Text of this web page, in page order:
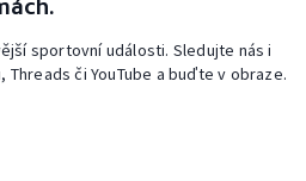
sportovní události. Sledujte nás i
Threads či YouTube a buďte v obraze.